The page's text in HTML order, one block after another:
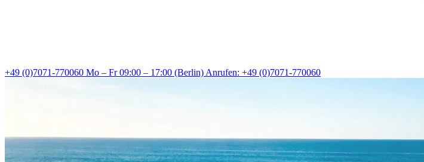
+49 (0)7071-770060 Mo – Fr 09:00 – 17:00 (Berlin) Anrufen: +49 (0)7071-770060